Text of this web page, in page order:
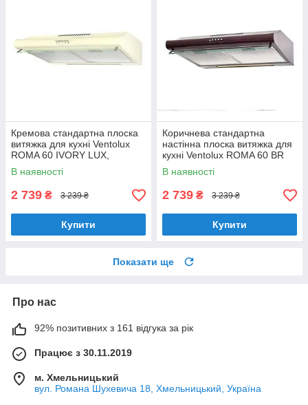
Кремова стандартна плоска
витяжка для кухні Ventolux
ROMA 60 IVORY LUX,
шириною 60 см, під навісну
шафу
В наявності
2 739 ₴ 3 239 ₴
Купити
Коричнева стандартна
настінна плоска витяжка для
кухні Ventolux ROMA 60 BR
LUX, шириною 60 см
В наявності
2 739 ₴ 3 239 ₴
Купити
Показати ще
Про нас
92% позитивних з 161 відгука за рік
Працює з 30.11.2019
м. Хмельницький
вул. Романа Шухевича 18, Хмельницький, Україна